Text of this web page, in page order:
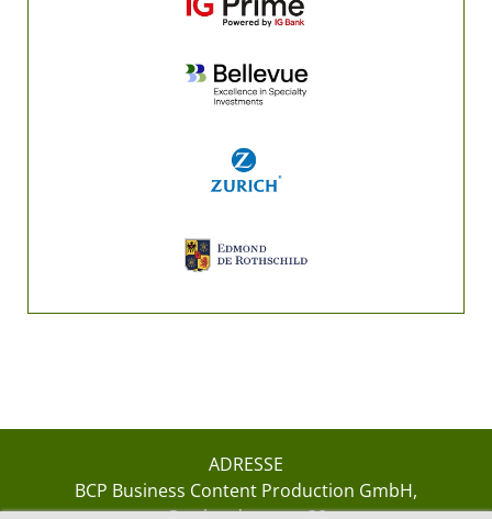
ADRESSE
BCP Business Content Production GmbH